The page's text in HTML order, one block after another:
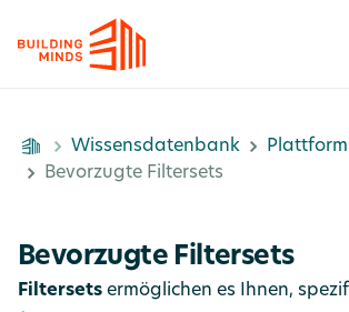
Wissensdatenbank Plattform
Bevorzugte Filtersets
Bevorzugte Filtersets
Filtersets ermöglichen es Ihnen,